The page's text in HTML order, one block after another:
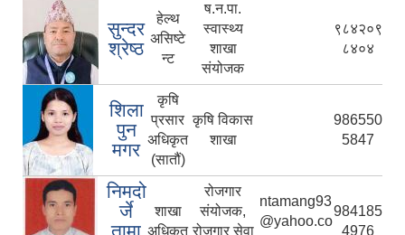
सुन्दर
श्रेष्ठ
हेल्थ
असिष्टे
न्ट
ष.न.पा.
स्वास्थ्य
शाखा
संयोजक
९८४२०९
८४०४
शिला
पुन
मगर
कृषि
प्रसार
अधिकृत
(सातौं)
कृषि विकास
शाखा
986550
5847
निमदो
र्जे
शाखा
अधिकृत
रोजगार
संयोजक,
रोजगार सेवा
ntamang93
@yahoo.co
984185
4976